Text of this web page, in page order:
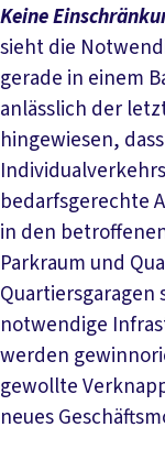
Keine
sieht die
gerade in einem
anlässlich der
hingewiesen,
bedarfsgerechte
in den
Parkraum und
notwendige
werden
gewollte
neues